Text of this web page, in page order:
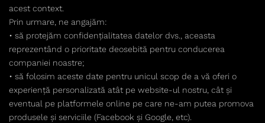
acest context.
Prin urmare, ne angajăm:
• să protejăm confidențialitatea datelor dvs., aceasta
reprezentând o prioritate deosebită pentru conducerea
companiei noastre;
• să folosim aceste date pentru unicul scop de a vă oferi o
experiență personalizată atât pe website-ul nostru, cât și
eventual pe platformele online pe care ne-am putea promova
produsele și serviciile (Facebook și Google, etc).